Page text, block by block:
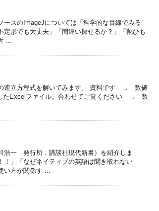
スのImageJについては「科学的な目線でみる
定形でも大丈夫」「間違い探せるか？」「靴ひも
...
連立方程式を解いてみます。 資料です → 数値
たExcelファイル。合わせてご覧ください → 数
浩一 発行所：講談社現代新書）を紹介しま
」「なぜネイティブの英語は聞き取れない
い方が関係す ...